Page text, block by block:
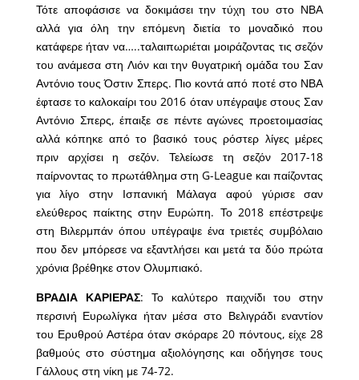
Τότε αποφάσισε να δοκιμάσει την τύχη του στο ΝΒΑ
αλλά για όλη την επόμενη διετία το μοναδικό που
κατάφερε ήταν να…..ταλαιπωριέται μοιράζοντας τις σεζόν
του ανάμεσα στη Λιόν και την θυγατρική ομάδα του Σαν
Αντόνιο τους Όστιν Σπερς. Πιο κοντά από ποτέ στο ΝΒΑ
έφτασε το καλοκαίρι του 2016 όταν υπέγραψε στους Σαν
Αντόνιο Σπερς, έπαιξε σε πέντε αγώνες προετοιμασίας
αλλά κόπηκε από το βασικό τους ρόστερ λίγες μέρες
πριν αρχίσει η σεζόν. Τελείωσε τη σεζόν 2017-18
παίρνοντας το πρωτάθλημα στη G-League και παίζοντας
για λίγο στην Ισπανική Μάλαγα αφού γύρισε σαν
ελεύθερος παίκτης στην Ευρώπη. Το 2018 επέστρεψε
στη Βιλερμπάν όπου υπέγραψε ένα τριετές συμβόλαιο
που δεν μπόρεσε να εξαντλήσει και μετά τα δύο πρώτα
χρόνια βρέθηκε στον Ολυμπιακό.
ΒΡΑΔΙΑ ΚΑΡΙΕΡΑΣ: Το καλύτερο παιχνίδι του στην
περσινή Ευρωλίγκα ήταν μέσα στο Βελιγράδι εναντίον
του Ερυθρού Αστέρα όταν σκόραρε 20 πόντους, είχε 28
βαθμούς στο σύστημα αξιολόγησης και οδήγησε τους
Γάλλους στη νίκη με 74-72.